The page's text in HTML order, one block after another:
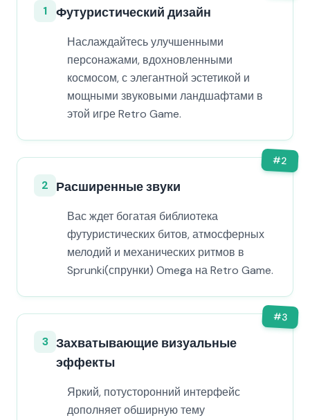
1 Футуристический дизайн
Наслаждайтесь улучшенными
персонажами, вдохновленными
космосом, с элегантной эстетикой и
мощными звуковыми ландшафтами в
этой игре Retro Game.
#2
2 Расширенные звуки
Вас ждет богатая библиотека
футуристических битов, атмосферных
мелодий и механических ритмов в
Sprunki(спрунки) Omega на Retro Game.
#3
3 Захватывающие визуальные
эффекты
Яркий, потусторонний интерфейс
дополняет обширную тему